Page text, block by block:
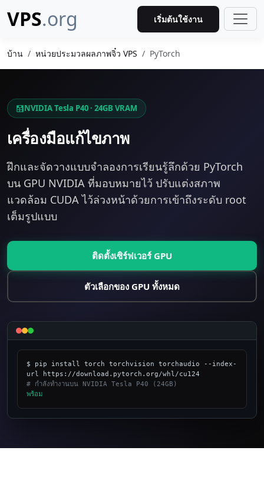
VPS.org เริ่มต้นใช้งาน
บ้าน หน่วยประมวลผลภาพจิ๋ว VPS PyTorch
NVIDIA Tesla P40 · 24GB VRAM
เครื่องมือแก้ไขภาพ
ฝึกและจัดวางแบบจำลองการเรียนรู้ลึกด้วย PyTorch
บน GPU NVIDIA ที่มอบหมายไว้ ปรับแต่งสภาพ
แวดล้อม CUDA ไว้ล่วงหน้าด้วยการเข้าถึงระดับ root
เต็มรูปแบบ
ติดตั้งเซิร์ฟเวอร์ GPU
ตัวเลือกของ GPU ทั้งหมด
$ pip install torch torchvision torchaudio --index-
# กำลังทำงานบน NVIDIA Tesla P40 (24GB)
พร้อม